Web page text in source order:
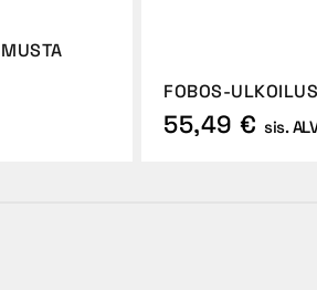
FOBOS-
55,49 € sis.